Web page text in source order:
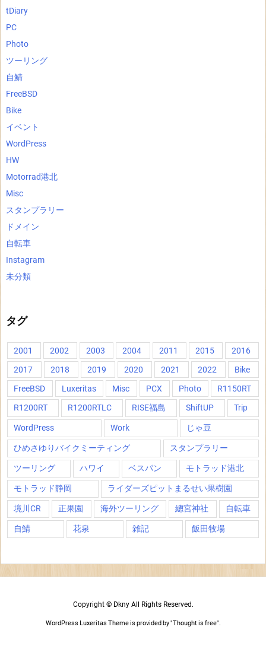
tDiary
PC
Photo
ツーリング
自鯖
FreeBSD
Bike
イベント
WordPress
HW
Motorrad港北
Misc
スタンプラリー
ドメイン
自転車
Instagram
未分類
タグ
2001 2002 2003 2004 2011 2015
2016
2017
2018 2019 2020 2021 2022
Bike
FreeBSD
Luxeritas Misc PCX Photo
R1150RT
R1200RT
R1200RTLC RISE福島 ShiftUP Trip
WordPress Work じゃ豆
ひめさゆりバイクミーティング スタンプラリー
ツーリング ハワイ ベスパン モトラッド港北
モトラッド静岡 ライダーズピットまるせい果樹園
境川CR 正果園 海外ツーリング 總宮神社 自転車
自鯖 花泉 雑記 飯田牧場
Copyright © DknyAll Rights Reserved.
WordPress Luxeritas Theme is provided by "Thought is free".